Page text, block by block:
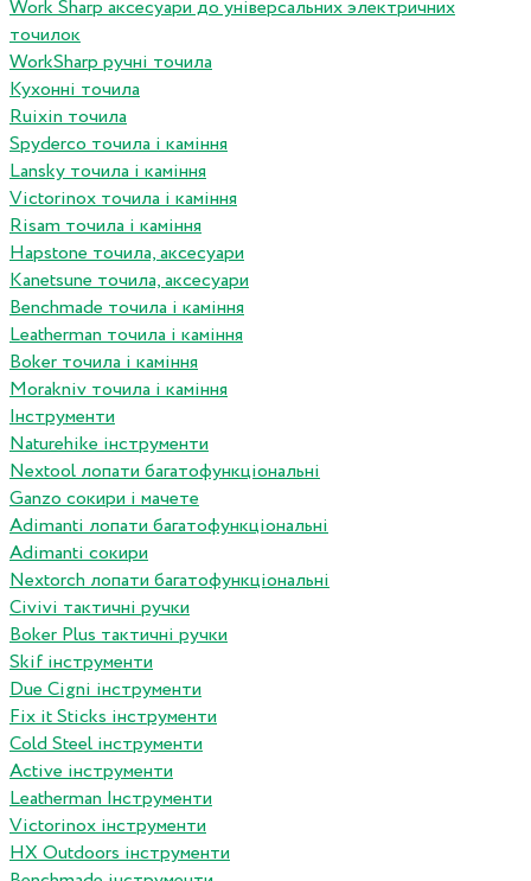
Work Sharp аксесуари до унiверсальних электричних
точилок
WorkSharp ручні точила
Кухонні точила
Ruixin точила
Spyderco точила і каміння
Lansky точила і каміння
Victorinox точила і каміння
Risam точила і каміння
Hapstone точила, аксесуари
Kanetsune точила, аксесуари
Benchmade точила і каміння
Leatherman точила і каміння
Boker точила і каміння
Morakniv точила і каміння
Інструменти
Naturehike інструменти
Nextool лопати багатофункціональні
Ganzo сокири і мачете
Adimanti лопати багатофункціональні
Adimanti сокири
Nextorch лопати багатофункціональні
Сivivi тактичні ручки
Boker Plus тактичні ручки
Skif інструменти
Due Cigni інструменти
Fix it Sticks інструменти
Сold Steel інструменти
Active інструменти
Leatherman Інструменти
Victorinox інструменти
HX Outdoors інструменти